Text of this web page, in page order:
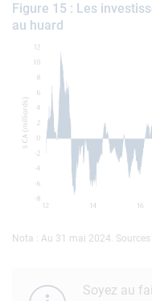
Figure 15 : Les
au huard
Nota : Au 31 mai 2024. Sources
Soyez au